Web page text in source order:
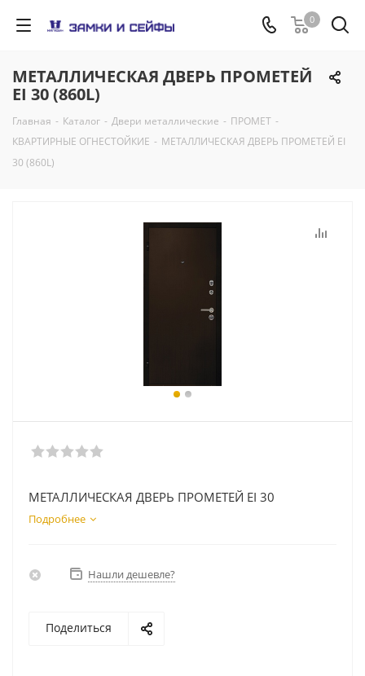
0
МЕТАЛЛИЧЕСКАЯ ДВЕРЬ ПРОМЕТЕЙ
EI 30 (860L)
Главная - Каталог - Двери металлические - ПРОМЕТ -
КВАРТИРНЫЕ ОГНЕСТОЙКИЕ - МЕТАЛЛИЧЕСКАЯ ДВЕРЬ ПРОМЕТЕЙ EI
30 (860L)
МЕТАЛЛИЧЕСКАЯ ДВЕРЬ ПРОМЕТЕЙ EI 30
Подробнее
Нашли дешевле?
Поделиться